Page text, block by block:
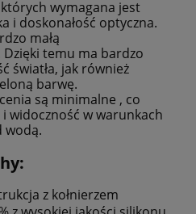
wymagana jest
i doskonałość optyczna.
małą
temu ma bardzo
światła, jak również
barwę.
są minimalne , co
widoczność w warunkach
wodą.
z kołnierzem